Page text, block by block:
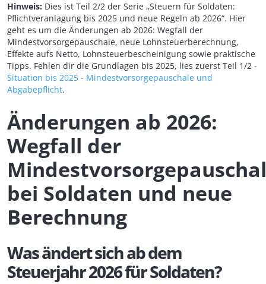
Hinweis: Dies ist Teil 2/2 der Serie „Steuern für Soldaten:
Pflichtveranlagung bis 2025 und neue Regeln ab 2026“. Hier
geht es um die Änderungen ab 2026: Wegfall der
Mindestvorsorgepauschale, neue Lohnsteuerberechnung,
Effekte aufs Netto, Lohnsteuerbescheinigung sowie praktische
Tipps. Fehlen dir die Grundlagen bis 2025, lies zuerst Teil 1/2 -
Situation bis 2025 - Mindestvorsorgepauschale und
Abgabepflicht.
Änderungen ab 2026:
Wegfall der
bei Soldaten und neue
Berechnung
Was ändert sich ab dem
Steuerjahr 2026 für Soldaten?